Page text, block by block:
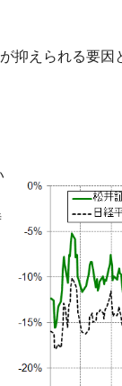
抑えられる要因